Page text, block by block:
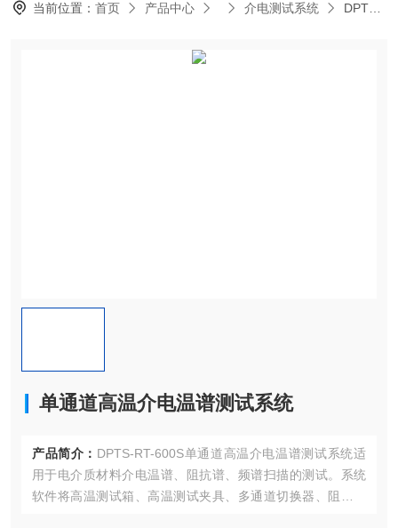
当前位置：首页 产品中心 介电测试系统 DPTS-RT-600S单通道高温介电温谱测试系统
单通道高温介电温谱测试系统
产品简介： DPTS-RT-600S单通道高温介电温谱测试系统适
用于电介质材料介电温谱、阻抗谱、频谱扫描的测试。系统
软件将高温测试箱、高温测试夹具、多通道切换器、阻抗分